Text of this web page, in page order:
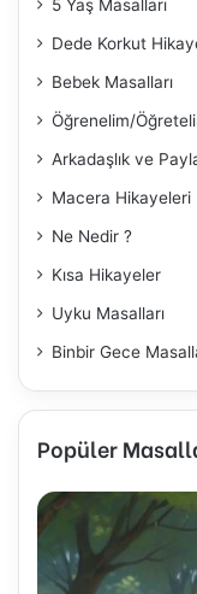
5 Yaş Masalları
Dede Korkut
Bebek Masalları
Öğrenelim/
Arkadaşlık ve
Macera Hikayeleri
Ne Nedir ?
Kısa Hikayeler
Uyku Masalları
Binbir Gece
Popüler